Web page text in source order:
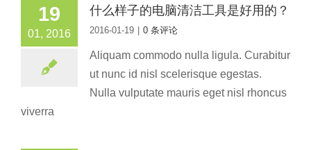
19
01, 2016
什么样子的电脑清洁工具是好用的？
2016-01-19 0 条评论
Aliquam commodo nulla ligula. Curabitur
ut nunc id nisl scelerisque egestas.
Nulla vulputate mauris eget nisl rhoncus
viverra